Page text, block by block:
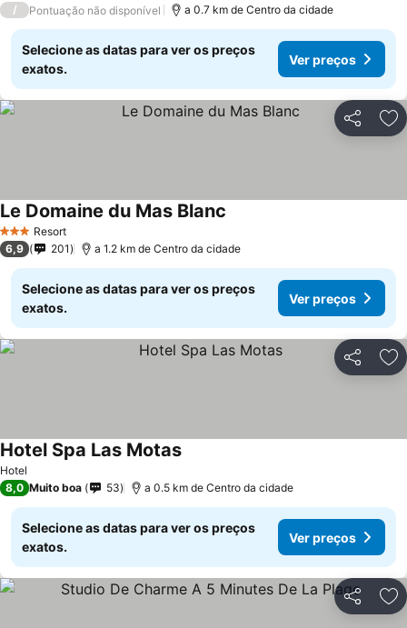
/ Pontuação não disponível a 0.7 km de Centro da cidade
Selecione as datas para ver os preços
exatos.
Ver preços
Partilhar
3 EstrelasResort
Le Domaine du Mas Blanc
6,9 201 a 1.2 km de Centro da cidade
Selecione as datas para ver os preços
exatos.
Ver preços
Partilhar
Hotel
Hotel Spa Las Motas
8,0 Muito boa 53 a 0.5 km de Centro da cidade
Selecione as datas para ver os preços
exatos.
Ver preços
Partilhar